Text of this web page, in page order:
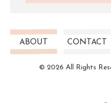
ABOUT CONTACT
© 2026 All Rights